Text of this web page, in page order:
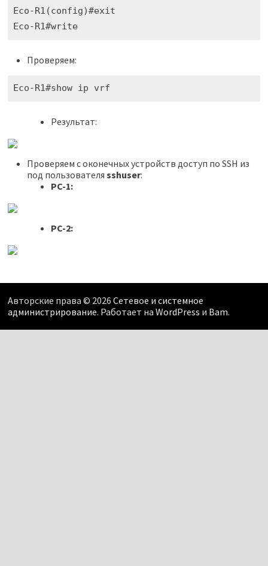
Eco-R1(config)#exit
Eco-R1#write
Проверяем:
Eco-R1#show ip vrf
Результат:
Проверяем с оконечных устройств доступ по SSH из
под пользователя sshuser:
PC-1:
PC-2:
Авторские права © 2026 Сетевое и системное
администрирование. Работает на WordPress и Bam.